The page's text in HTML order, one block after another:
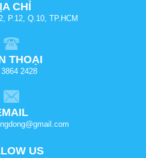
CHỈ
P.12, Q.10, TP.HCM
THOẠI
2428
US